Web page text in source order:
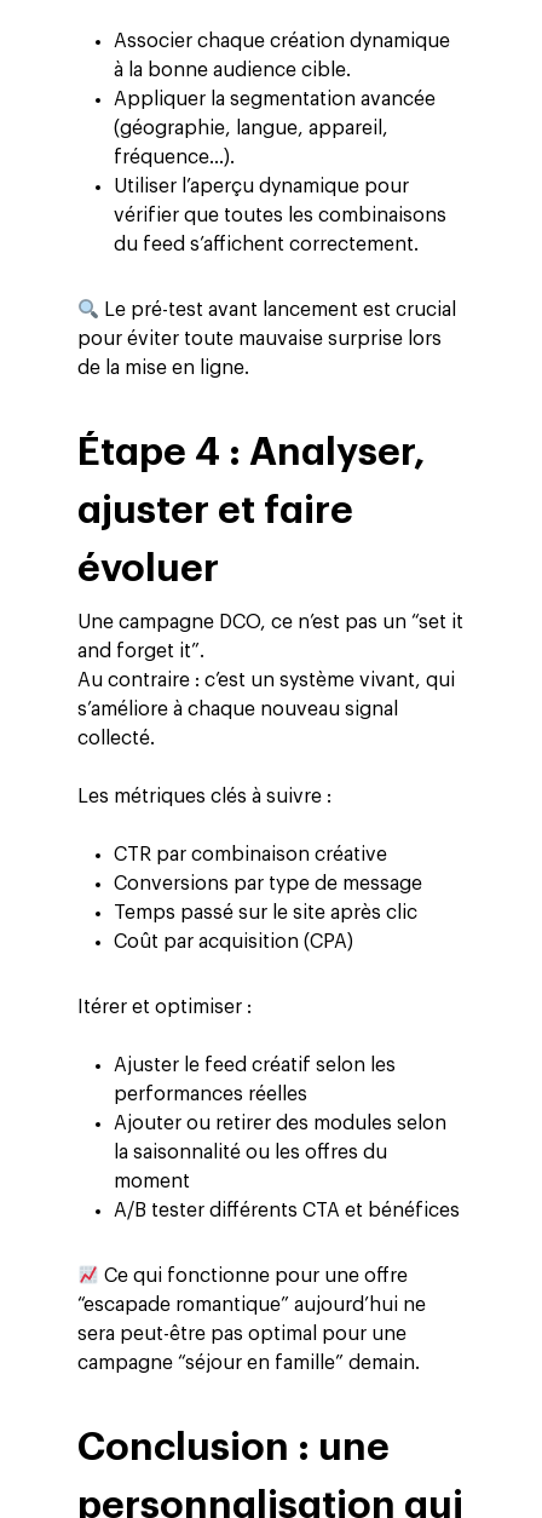
Associer chaque création dynamique
à la bonne audience cible.
Appliquer la segmentation avancée
(géographie, langue, appareil,
fréquence…).
Utiliser l’aperçu dynamique pour
vérifier que toutes les combinaisons
du feed s’affichent correctement.
Le pré-test avant lancement est crucial
pour éviter toute mauvaise surprise lors
de la mise en ligne.
Étape 4 : Analyser,
ajuster et faire
évoluer
Une campagne DCO, ce n’est pas un “set it
and forget it”.
Au contraire : c’est un système vivant, qui
s’améliore à chaque nouveau signal
collecté.
Les métriques clés à suivre :
CTR par combinaison créative
Conversions par type de message
Temps passé sur le site après clic
Coût par acquisition (CPA)
Itérer et optimiser :
Ajuster le feed créatif selon les
performances réelles
Ajouter ou retirer des modules selon
la saisonnalité ou les offres du
moment
A/B tester différents CTA et bénéfices
Ce qui fonctionne pour une offre
“escapade romantique” aujourd’hui ne
sera peut-être pas optimal pour une
campagne “séjour en famille” demain.
Conclusion : une
personnalisation qui
Altivia
Marketing Digital
Data, Analytics &
Adtech
Blog
Presse
Entreprise
ESG